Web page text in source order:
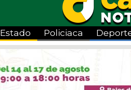
Estado Policiaca